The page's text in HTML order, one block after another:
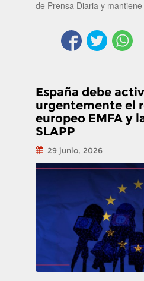
de Prensa Diaria y
España debe
urgentemente el
europeo EMFA y
SLAPP
29 junio, 2026